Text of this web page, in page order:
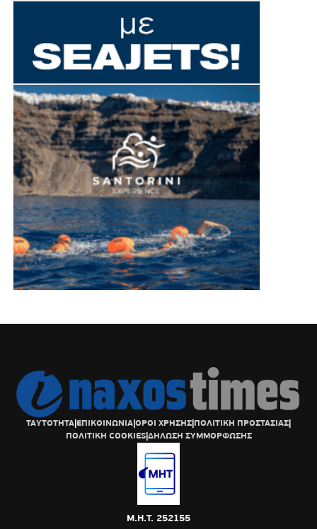
ΤΑΥΤΟΤΗΤΑ|ΕΠΙΚΟΙΝΩΝΙΑ|ΟΡΟΙ ΧΡΗΣΗΣ|ΠΟΛΙΤΙΚΗ ΠΡΟΣΤΑΣΙΑΣ|
ΠΟΛΙΤΙΚΗ COOKIES|ΔΗΛΩΣΗ ΣΥΜΜΟΡΦΩΣΗΣ
Μ.Η.Τ. 252155